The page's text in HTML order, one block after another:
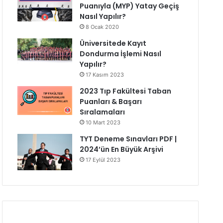
Puanıyla (MYP) Yatay Geçiş
Nasıl Yapılır?
8 Ocak 2020
Üniversitede Kayıt
Dondurma İşlemi Nasıl
Yapılır?
17 Kasım 2023
2023 Tıp Fakültesi Taban
Puanları & Başarı
Sıralamaları
10 Mart 2023
TYT Deneme Sınavları PDF |
2024’ün En Büyük Arşivi
17 Eylül 2023